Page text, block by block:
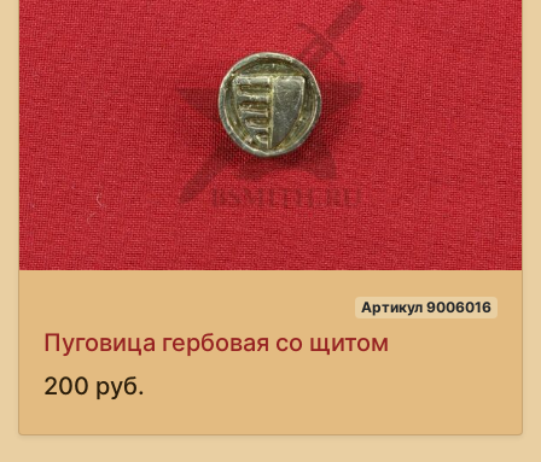
Артикул 9006016
Пуговица гербовая со щитом
200 руб.